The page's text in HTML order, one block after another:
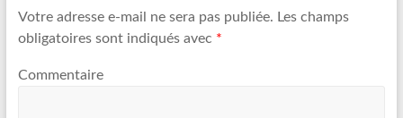
Votre adresse e-mail ne sera pas publiée. Les champs
obligatoires sont indiqués avec *
Commentaire